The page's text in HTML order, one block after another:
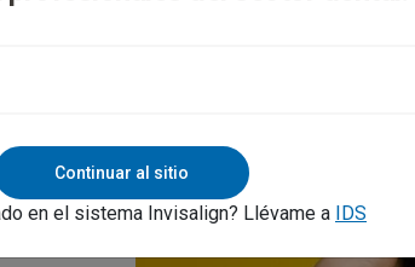
Continuar al sitio
en el sistema Invisalign? Llévame a IDS